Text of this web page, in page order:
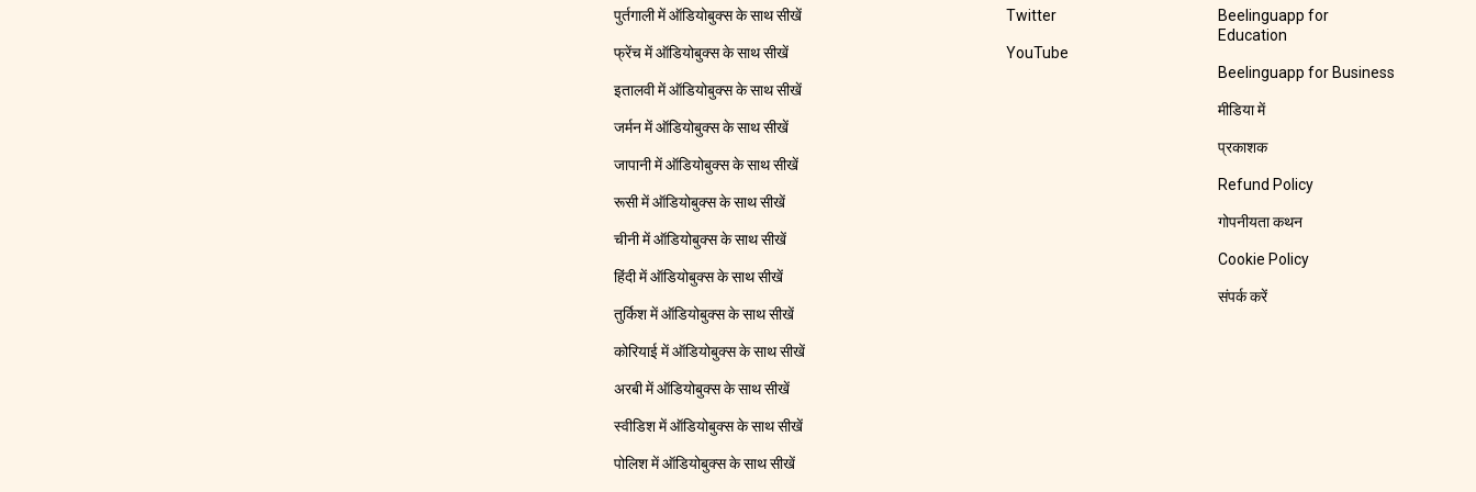
पुर्तगाली में ऑडियोबुक्स के साथ सीखें
फ्रेंच में ऑडियोबुक्स के साथ सीखें
इतालवी में ऑडियोबुक्स के साथ सीखें
जर्मन में ऑडियोबुक्स के साथ सीखें
जापानी में ऑडियोबुक्स के साथ सीखें
रूसी में ऑडियोबुक्स के साथ सीखें
चीनी में ऑडियोबुक्स के साथ सीखें
हिंदी में ऑडियोबुक्स के साथ सीखें
तुर्किश में ऑडियोबुक्स के साथ सीखें
कोरियाई में ऑडियोबुक्स के साथ सीखें
अरबी में ऑडियोबुक्स के साथ सीखें
स्वीडिश में ऑडियोबुक्स के साथ सीखें
पोलिश में ऑडियोबुक्स के साथ सीखें
Twitter
YouTube
Beelinguapp for
Education
Beelinguapp for Business
मीडिया में
प्रकाशक
Refund Policy
गोपनीयता कथन
Cookie Policy
संपर्क करें